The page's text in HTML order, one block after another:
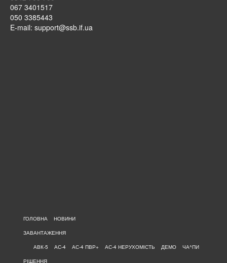
067 3401517
050 3385443
E-mail: support@ssb.if.ua
ГОЛОВНА
НОВИНИ
ЗАВАНТАЖЕННЯ
АВК-5
АС-4 АС-4 ПВР+ АС-4 НЕРУХОМІСТЬ ДЕМО
ЧА^ПИ
РІШЕННЯ